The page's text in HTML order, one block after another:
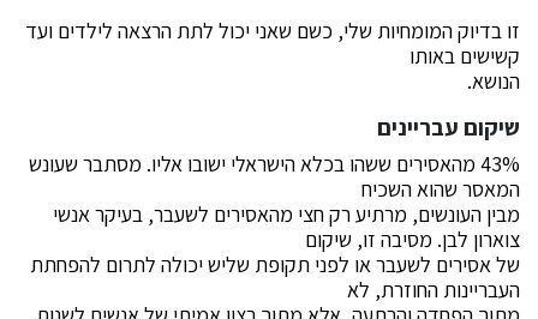
זו בדיוק המומחיות שלי, כשם שאני יכול לתת הרצאה לילדים ועד
קשישים באותו
הנושא.
שיקום עבריינים
43% מהאסירים ששהו בכלא הישראלי ישובו אליו. מסתבר שעונש
המאסר שהוא השכיח
מבין העונשים, מרתיע רק חצי מהאסירים לשעבר, בעיקר אנשי
צוארון לבן. מסיבה זו, שיקום
של אסירים לשעבר או לפני תקופת שליש יכולה לתרום להפחתת
העבריינות החוזרת, לא